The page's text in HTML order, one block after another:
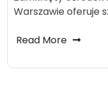
Warszawie oferuje
Read More